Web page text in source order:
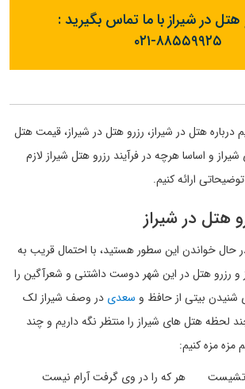
در شیراز با ما تماس بگیرید :
۰۲۱-۸۸۵۵۹۹۲۵
هتل در شیراز، رزرو هتل در شیراز، قیمت هتل
و اساسا هرچه در فرآیند رزرو هتل شیراز لازم
ارائه کنیم.
هتل در شیراز
خواندن این سطور هستید، با احتمال قریب به
و رزرو هتل در این شهر دوست داشتنی و شعرآگین را
شنیدن بیتی از حافظ و سعدی در وصف شیراز لک
لحظه هتل های شیراز را منتظر نگه داریم و چند
مزه مزه کنیم:
آتشیست هر که را در وی گرفت آرام نیست